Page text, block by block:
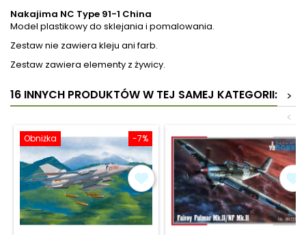
Nakajima NC Type 91-1 China
Model plastikowy do sklejania i pomalowania.
Zestaw nie zawiera kleju ani farb.
Zestaw zawiera elementy z żywicy.
16 INNYCH PRODUKTÓW W TEJ SAMEJ KATEGORII:
>
<
-7%
Obniżka